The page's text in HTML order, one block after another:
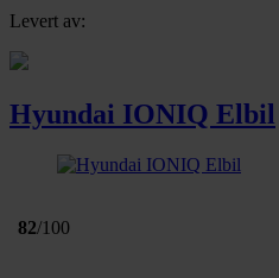
Levert av:
Hyundai IONIQ Elbil
82/100